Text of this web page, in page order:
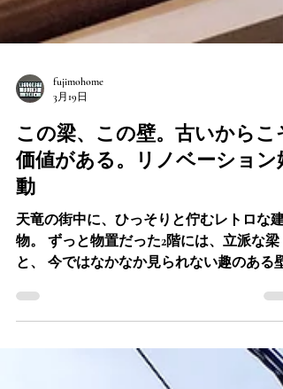
3月19日
この梁、この壁。古いからこ
価値がある。リノベーション
動
天竜の街中に、ひっそりと佇むレトロな建
物。 ずっと物置だった2階には、立派な梁
と、 今ではなかなか見られない趣のある壁
へ。 フジモホームが贈る 「天竜レトロ」の
リノベーション計画。 完成まで、ぜひ